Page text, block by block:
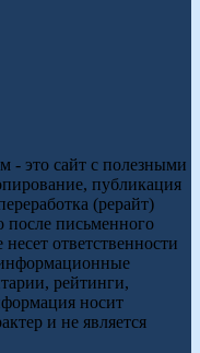
- это сайт с полезными
публикация
(рерайт)
после письменного
ответственности
рейтинги,
носит
и не является